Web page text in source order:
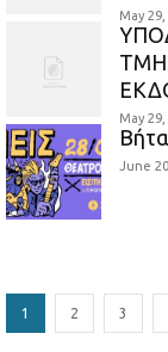
May
May
June
1 2 3